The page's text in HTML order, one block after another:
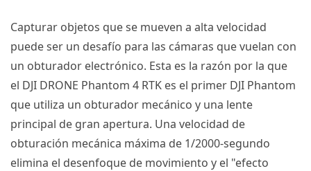
Capturar objetos que se mueven a alta velocidad
puede ser un desafío para las cámaras que vuelan con
un obturador electrónico. Esta es la razón por la que
el DJI DRONE Phantom 4 RTK es el primer DJI Phantom
que utiliza un obturador mecánico y una lente
principal de gran apertura. Una velocidad de
obturación mecánica máxima de 1/2000-segundo
elimina el desenfoque de movimiento y el "efecto